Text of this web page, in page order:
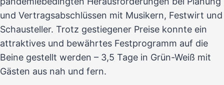
und Vertragsabschlüssen mit Musikern, Festwirt und
Schausteller. Trotz gestiegener Preise konnte ein
attraktives und bewährtes Festprogramm auf die
Beine gestellt werden – 3,5 Tage in Grün-Weiß mit
Gästen aus nah und fern.